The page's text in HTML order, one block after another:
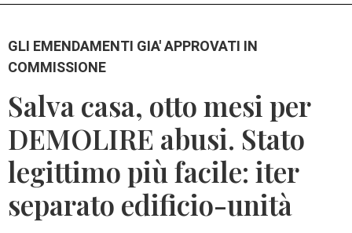
GLI EMENDAMENTI GIA' APPROVATI IN
COMMISSIONE
Salva casa, otto mesi per
DEMOLIRE abusi. Stato
legittimo più facile: iter
separato edificio-unità